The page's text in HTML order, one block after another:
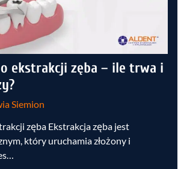
ekstrakcji zęba – ile trwa i
Siemion
zęba Ekstrakcja zęba jest
który uruchamia złożony i